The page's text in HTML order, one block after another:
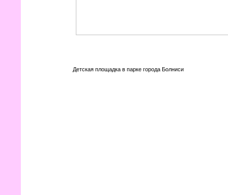
Детская площадка в парке города Болниси